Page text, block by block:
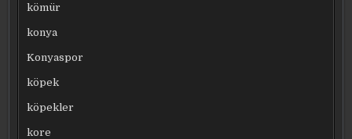
kömür
konya
Konyaspor
köpek
köpekler
kore